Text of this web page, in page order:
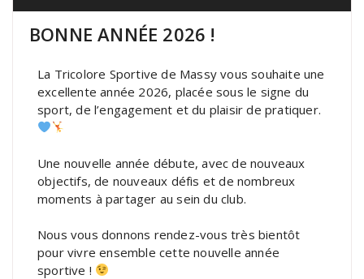
BONNE ANNÉE 2026 !
La Tricolore Sportive de Massy vous souhaite une
excellente année 2026, placée sous le signe du
sport, de l’engagement et du plaisir de pratiquer.
Une nouvelle année débute, avec de nouveaux
objectifs, de nouveaux défis et de nombreux
moments à partager au sein du club.
Nous vous donnons rendez-vous très bientôt
pour vivre ensemble cette nouvelle année
sportive !